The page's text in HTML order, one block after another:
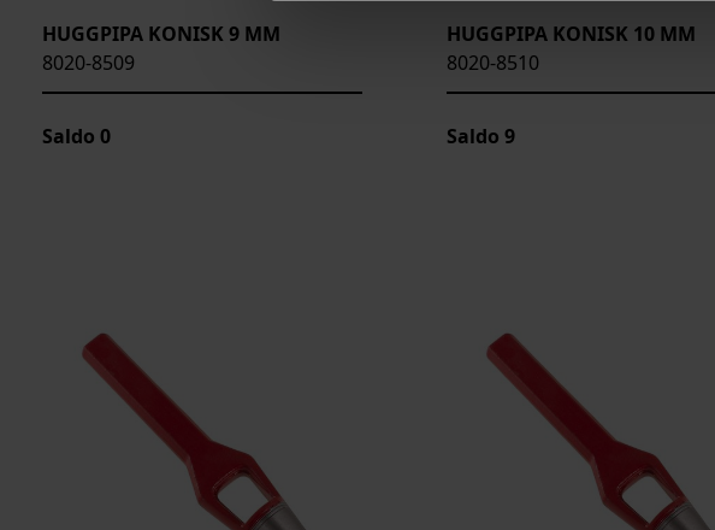
HUGGPIPA KONISK 9 MM
8020-8509
Saldo 0
HUGGPIPA KONISK 10 MM
8020-8510
Saldo 9